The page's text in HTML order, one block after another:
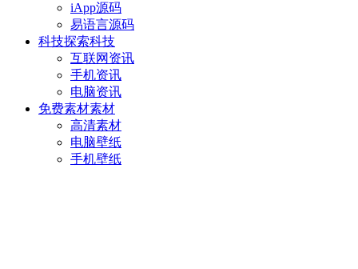
iApp源码
易语言源码
科技探索科技
互联网资讯
手机资讯
电脑资讯
免费素材素材
高清素材
电脑壁纸
手机壁纸